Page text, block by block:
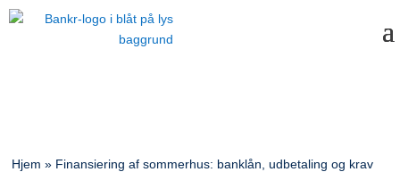
Hjem » Finansiering af sommerhus: banklån, udbetaling og krav